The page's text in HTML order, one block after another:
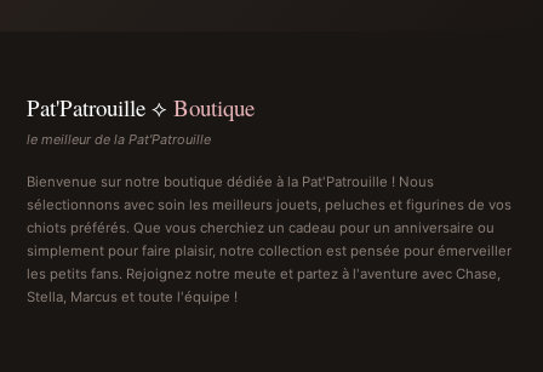
Pat'Patrouille ⟡ Boutique
le meilleur de la Pat'Patrouille
Bienvenue sur notre boutique dédiée à la Pat'Patrouille ! Nous
sélectionnons avec soin les meilleurs jouets, peluches et figurines de vos
chiots préférés. Que vous cherchiez un cadeau pour un anniversaire ou
simplement pour faire plaisir, notre collection est pensée pour émerveiller
les petits fans. Rejoignez notre meute et partez à l'aventure avec Chase,
Stella, Marcus et toute l'équipe !